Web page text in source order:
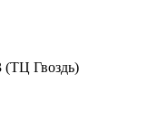
(ТЦ Гвоздь)